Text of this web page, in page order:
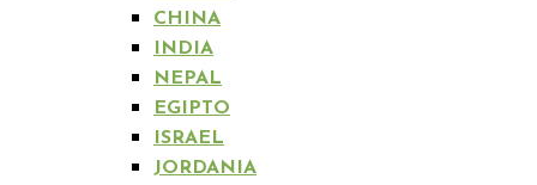
CHINA
INDIA
NEPAL
EGIPTO
ISRAEL
JORDANIA